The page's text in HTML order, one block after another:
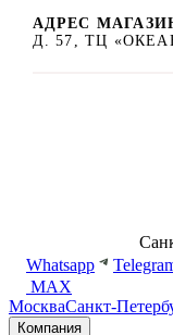
АДРЕС
Д. 57, ТЦ
Whatsapp
MAX
МоскваСанкт-
Компания